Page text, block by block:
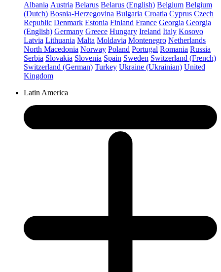
Albania Austria Belarus Belarus (English) Belgium Belgium
(Dutch) Bosnia-Herzegovina Bulgaria Croatia Cyprus Czech
Republic Denmark Estonia Finland France Georgia Georgia
(English) Germany Greece Hungary Ireland Italy Kosovo
Latvia Lithuania Malta Moldavia Montenegro Netherlands
North Macedonia Norway Poland Portugal Romania Russia
Serbia Slovakia Slovenia Spain Sweden Switzerland (French)
Switzerland (German) Turkey Ukraine (Ukrainian) United
Kingdom
Latin America